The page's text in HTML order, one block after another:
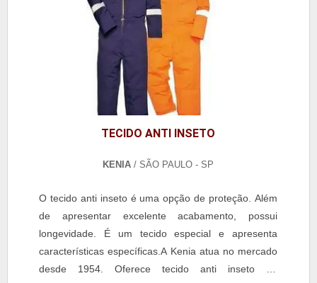
TECIDO ANTI INSETO
KENIA/ SÃO PAULO - SP
O tecido anti inseto é uma opção de proteção. Além
de apresentar excelente acabamento, possui
longevidade. É um tecido especial e apresenta
características específicas.A Kenia atua no mercado
desde 1954. Oferece tecido anti inseto de